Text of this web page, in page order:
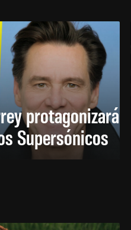
protagonizará
Supersónicos